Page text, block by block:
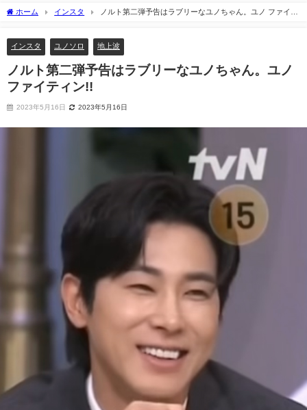
ホーム インスタ
ノルト第二弾予告はラブリーなユノちゃん。ユノ ファイテ
インスタ ユノソロ 地上波
ノルト第二弾予告はラブリーなユノちゃん。ユノ
ファイティン!!
2023年5月16日 2023年5月16日